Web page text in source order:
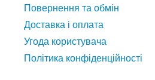
Повернення та обмін
Доставка і оплата
Угода користувача
Політика конфіденційності